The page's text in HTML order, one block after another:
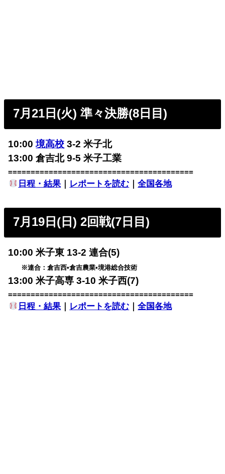
7月21日(火) 準々決勝(8日目)
10:00境高校 3-2 米子北
13:00 倉吉北 9-5 米子工業
=========================================
日程・結果｜ レポートを読む ｜全国各地
7月19日(日) 2回戦(7日目)
10:00 米子東 13-2 連合(5)
※連合：倉吉西•倉吉農業•境港総合技術
13:00 米子高専 3-10 米子西(7)
=========================================
日程・結果｜ レポートを読む ｜全国各地